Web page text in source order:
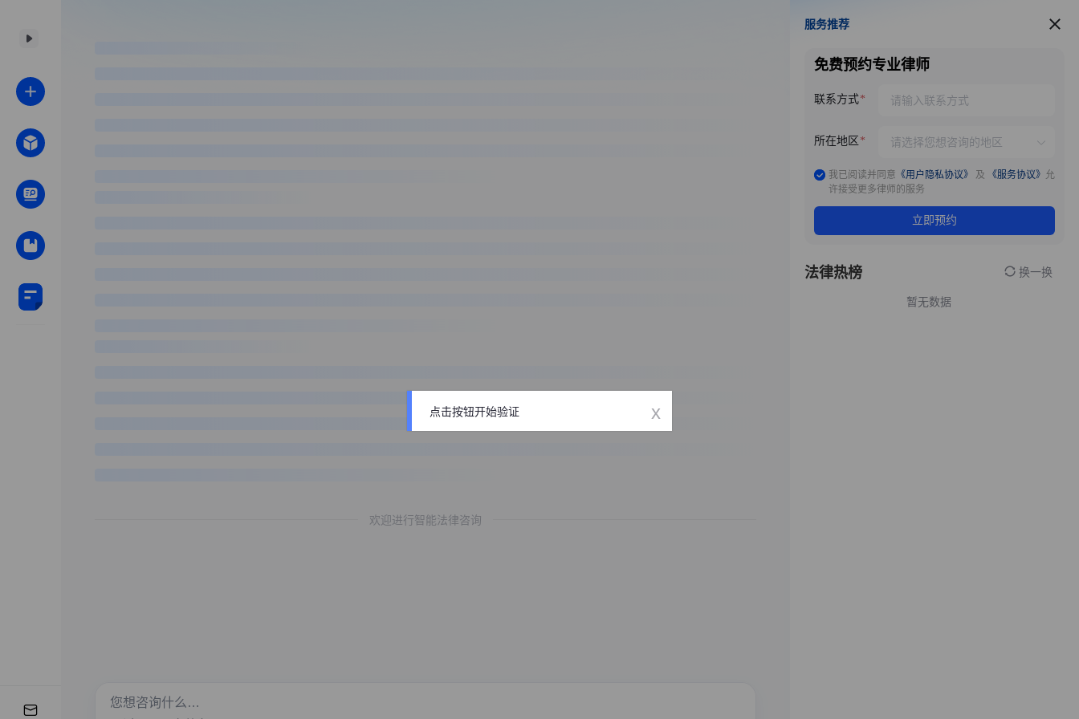
欢迎进行智能法律咨询
服务推荐
服务推荐
免费预约专业律师
联系方式
所在地区
我已阅读并同意 《用户隐私协议》 及 《服务协议》 允
许接受更多律师的服务
立即预约
法律热榜 换一换
暂无数据
点击按钮开始验证 x